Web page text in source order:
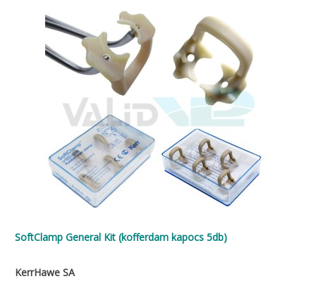
SoftClamp General Kit (kofferdam kapocs 5db)
KerrHawe SA